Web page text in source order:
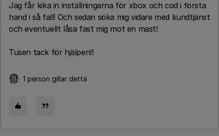
Jag får kika in inställningarna för xbox och cod i första
hand i så fall! Och sedan söka mig vidare med kundtjänst
och eventuellt låsa fast mig mot en mast!
Tusen tack för hjälpen!!
1 person gillar detta